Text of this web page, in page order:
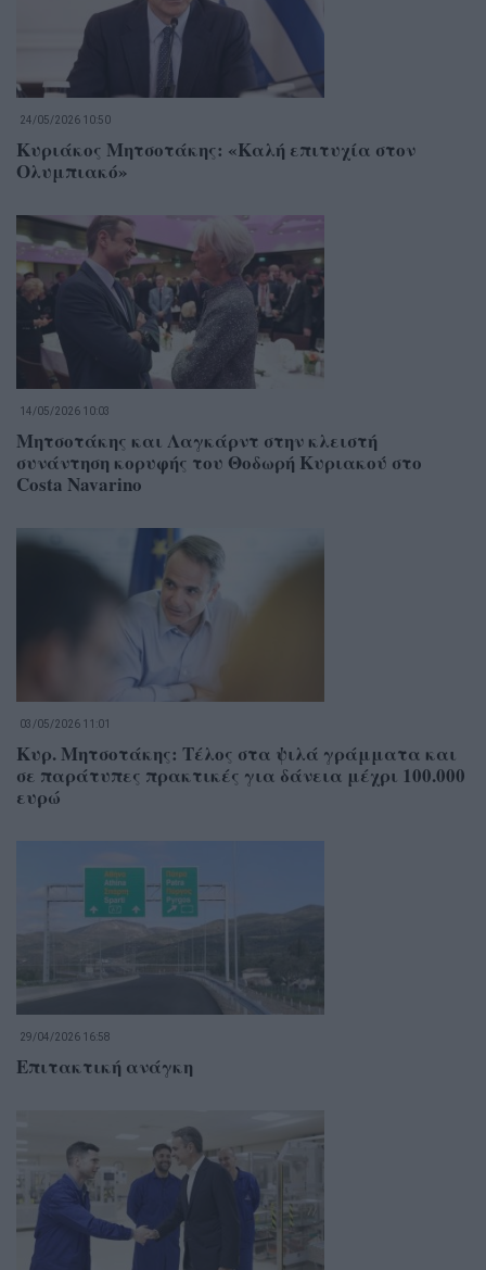
24/05/2026 10:50
Κυριάκος Μητσοτάκης: «Καλή επιτυχία στον
Ολυμπιακό»
14/05/2026 10:03
Μητσοτάκης και Λαγκάρντ στην κλειστή
συνάντηση κορυφής του Θοδωρή Κυριακού στο
Costa Navarino
03/05/2026 11:01
Κυρ. Μητσοτάκης: Τέλος στα ψιλά γράμματα και
σε παράτυπες πρακτικές για δάνεια μέχρι 100.000
ευρώ
29/04/2026 16:58
Επιτακτική ανάγκη